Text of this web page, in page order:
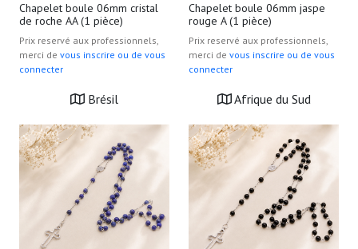
Chapelet boule 06mm cristal
de roche AA (1 pièce)
Prix reservé aux professionnels,
merci de vous inscrire ou de vous
connecter
Brésil
Chapelet boule 06mm jaspe
rouge A (1 pièce)
Prix reservé aux professionnels,
merci de vous inscrire ou de vous
connecter
Afrique du Sud